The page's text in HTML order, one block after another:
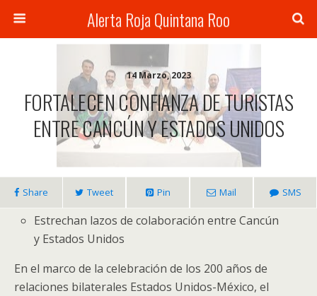
Alerta Roja Quintana Roo
14 Marzo, 2023
FORTALECEN CONFIANZA DE TURISTAS
ENTRE CANCÚN Y ESTADOS UNIDOS
Share Tweet Pin Mail SMS
Estrechan lazos de colaboración entre Cancún
y Estados Unidos
En el marco de la celebración de los 200 años de
relaciones bilaterales Estados Unidos-México, el